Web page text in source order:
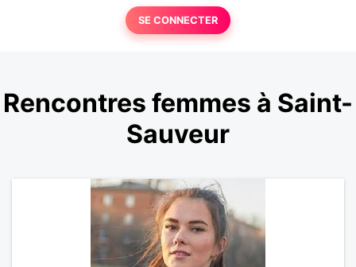
SE CONNECTER
Rencontres femmes à Saint-
Sauveur